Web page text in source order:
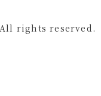
All rights reserved.